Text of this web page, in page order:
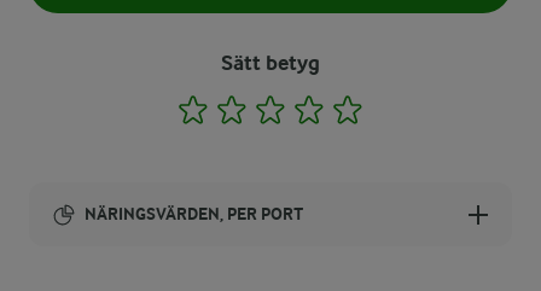
Sätt betyg
1 2 3 4
NÄRINGSVÄRDEN, PER PORT